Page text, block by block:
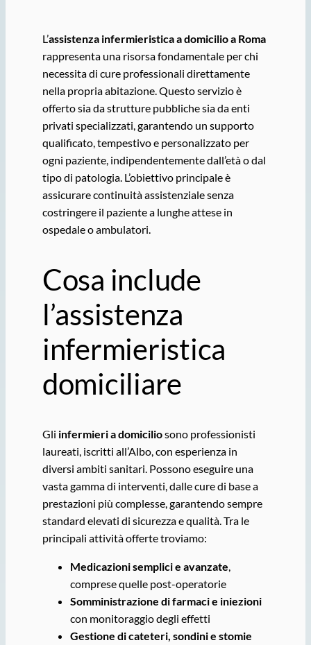
L’assistenza infermieristica a domicilio a Roma
rappresenta una risorsa fondamentale per chi
necessita di cure professionali direttamente
nella propria abitazione. Questo servizio è
offerto sia da strutture pubbliche sia da enti
privati specializzati, garantendo un supporto
qualificato, tempestivo e personalizzato per
ogni paziente, indipendentemente dall’età o dal
tipo di patologia. L’obiettivo principale è
assicurare continuità assistenziale senza
costringere il paziente a lunghe attese in
ospedale o ambulatori.
Cosa include
l’assistenza
infermieristica
domiciliare
Gli infermieri a domiciliosono professionisti
laureati, iscritti all’Albo, con esperienza in
diversi ambiti sanitari. Possono eseguire una
vasta gamma di interventi, dalle cure di base a
prestazioni più complesse, garantendo sempre
standard elevati di sicurezza e qualità. Tra le
principali attività offerte troviamo:
Medicazioni semplici e avanzate,
comprese quelle post-operatorie
Somministrazione di farmaci e iniezioni
con monitoraggio degli effetti
Gestione di cateteri, sondini e stomie